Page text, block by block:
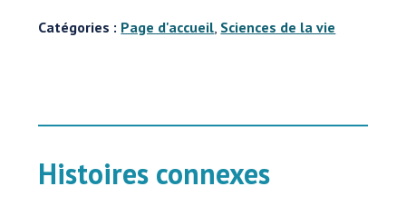
Catégories : Page d'accueil Sciences de la vie
Histoires connexes